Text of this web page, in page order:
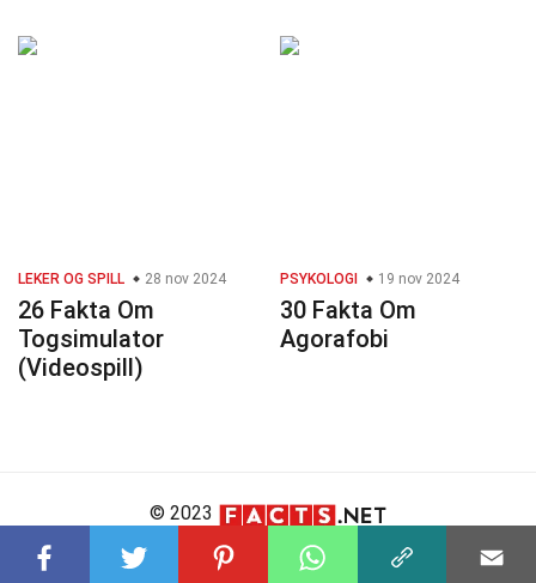
LEKER OG SPILL 28 nov 2024
26 Fakta Om
Togsimulator
(Videospill)
PSYKOLOGI 19 nov 2024
30 Fakta Om
Agorafobi
© 2023